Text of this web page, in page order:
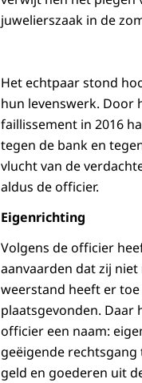
juwelierszaak in de
Het echtpaar stond
hun levenswerk. Door
faillissement in 2016
tegen de bank en
vlucht van de
aldus de officier.
Eigenrichting
Volgens de officier
aanvaarden dat zij
weerstand heeft er
plaatsgevonden. Daar
officier een naam:
geëigende
geld en goederen uit